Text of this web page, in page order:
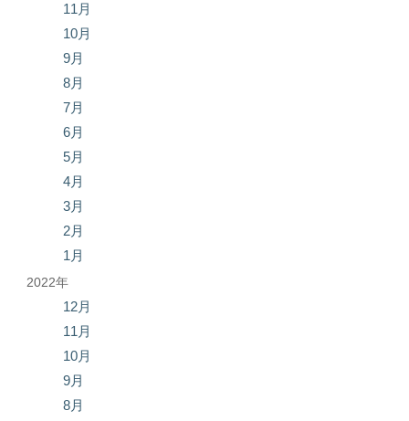
11月
10月
9月
8月
7月
6月
5月
4月
3月
2月
1月
2022年
12月
11月
10月
9月
8月